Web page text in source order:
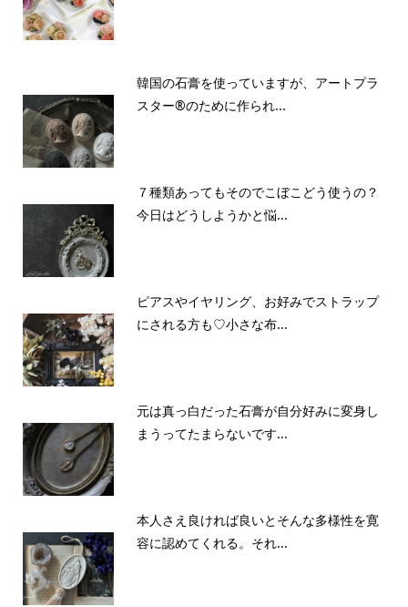
韓国の石膏を使っていますが、アートプラ
スター®のために作られ...
７種類あってもそのでこぼこどう使うの？
今日はどうしようかと悩...
ピアスやイヤリング、お好みでストラップ
にされる方も♡小さな布...
元は真っ白だった石膏が自分好みに変身し
まうってたまらないです...
本人さえ良ければ良いとそんな多様性を寛
容に認めてくれる。それ...